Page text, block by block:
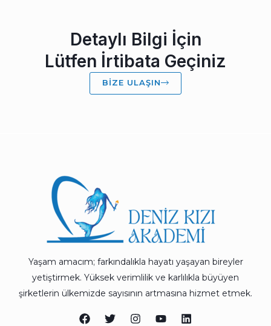
Detaylı Bilgi İçin
Lütfen İrtibata Geçiniz
BIZE ULAŞIN
Yaşam amacım; farkındalıkla hayatı yaşayan bireyler
yetiştirmek. Yüksek verimlilik ve karlılıkla büyüyen
şirketlerin ülkemizde sayısının artmasına hizmet etmek.